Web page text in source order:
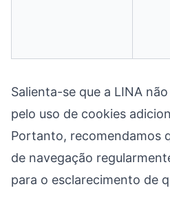
Salienta-se que a LINA
pelo uso de cookies
Portanto, recomendamos
de navegação
para o esclarecimento de